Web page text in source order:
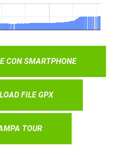
CON SMARTPHONE
FILE GPX
TOUR